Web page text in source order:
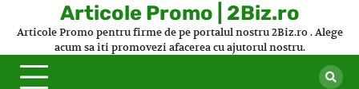
Articole Promo | 2Biz.ro
Articole Promo pentru firme de pe portalul nostru 2Biz.ro . Alege
acum sa iti promovezi afacerea cu ajutorul nostru.